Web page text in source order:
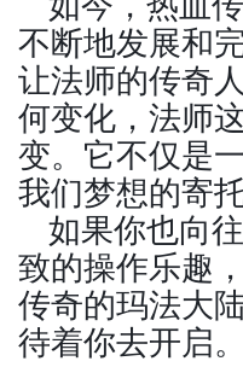
不断地发展和
让法师的传奇
何变化，法师
变。它不仅是
我们梦想的寄托
如果你也向
致的操作乐趣
传奇的玛法大
待着你去开启。